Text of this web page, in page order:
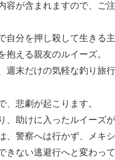
が含まれますので、ご
自分を押し殺して生きる
える親友のルイーズ。
末だけの気軽な釣り旅行
、悲劇が起こります。
助けに入ったルイーズ
警察へは行かず、メキ
ない逃避行へと変わって